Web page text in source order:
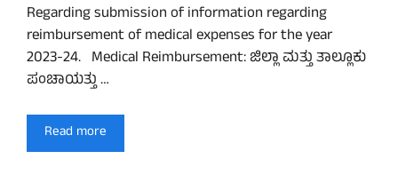
Regarding submission of information regarding
reimbursement of medical expenses for the year
2023-24. Medical Reimbursement: ಜಿಲ್ಲಾ ಮತ್ತು ತಾಲ್ಲೂಕು
ಪಂಚಾಯತ್ತು …
Read more